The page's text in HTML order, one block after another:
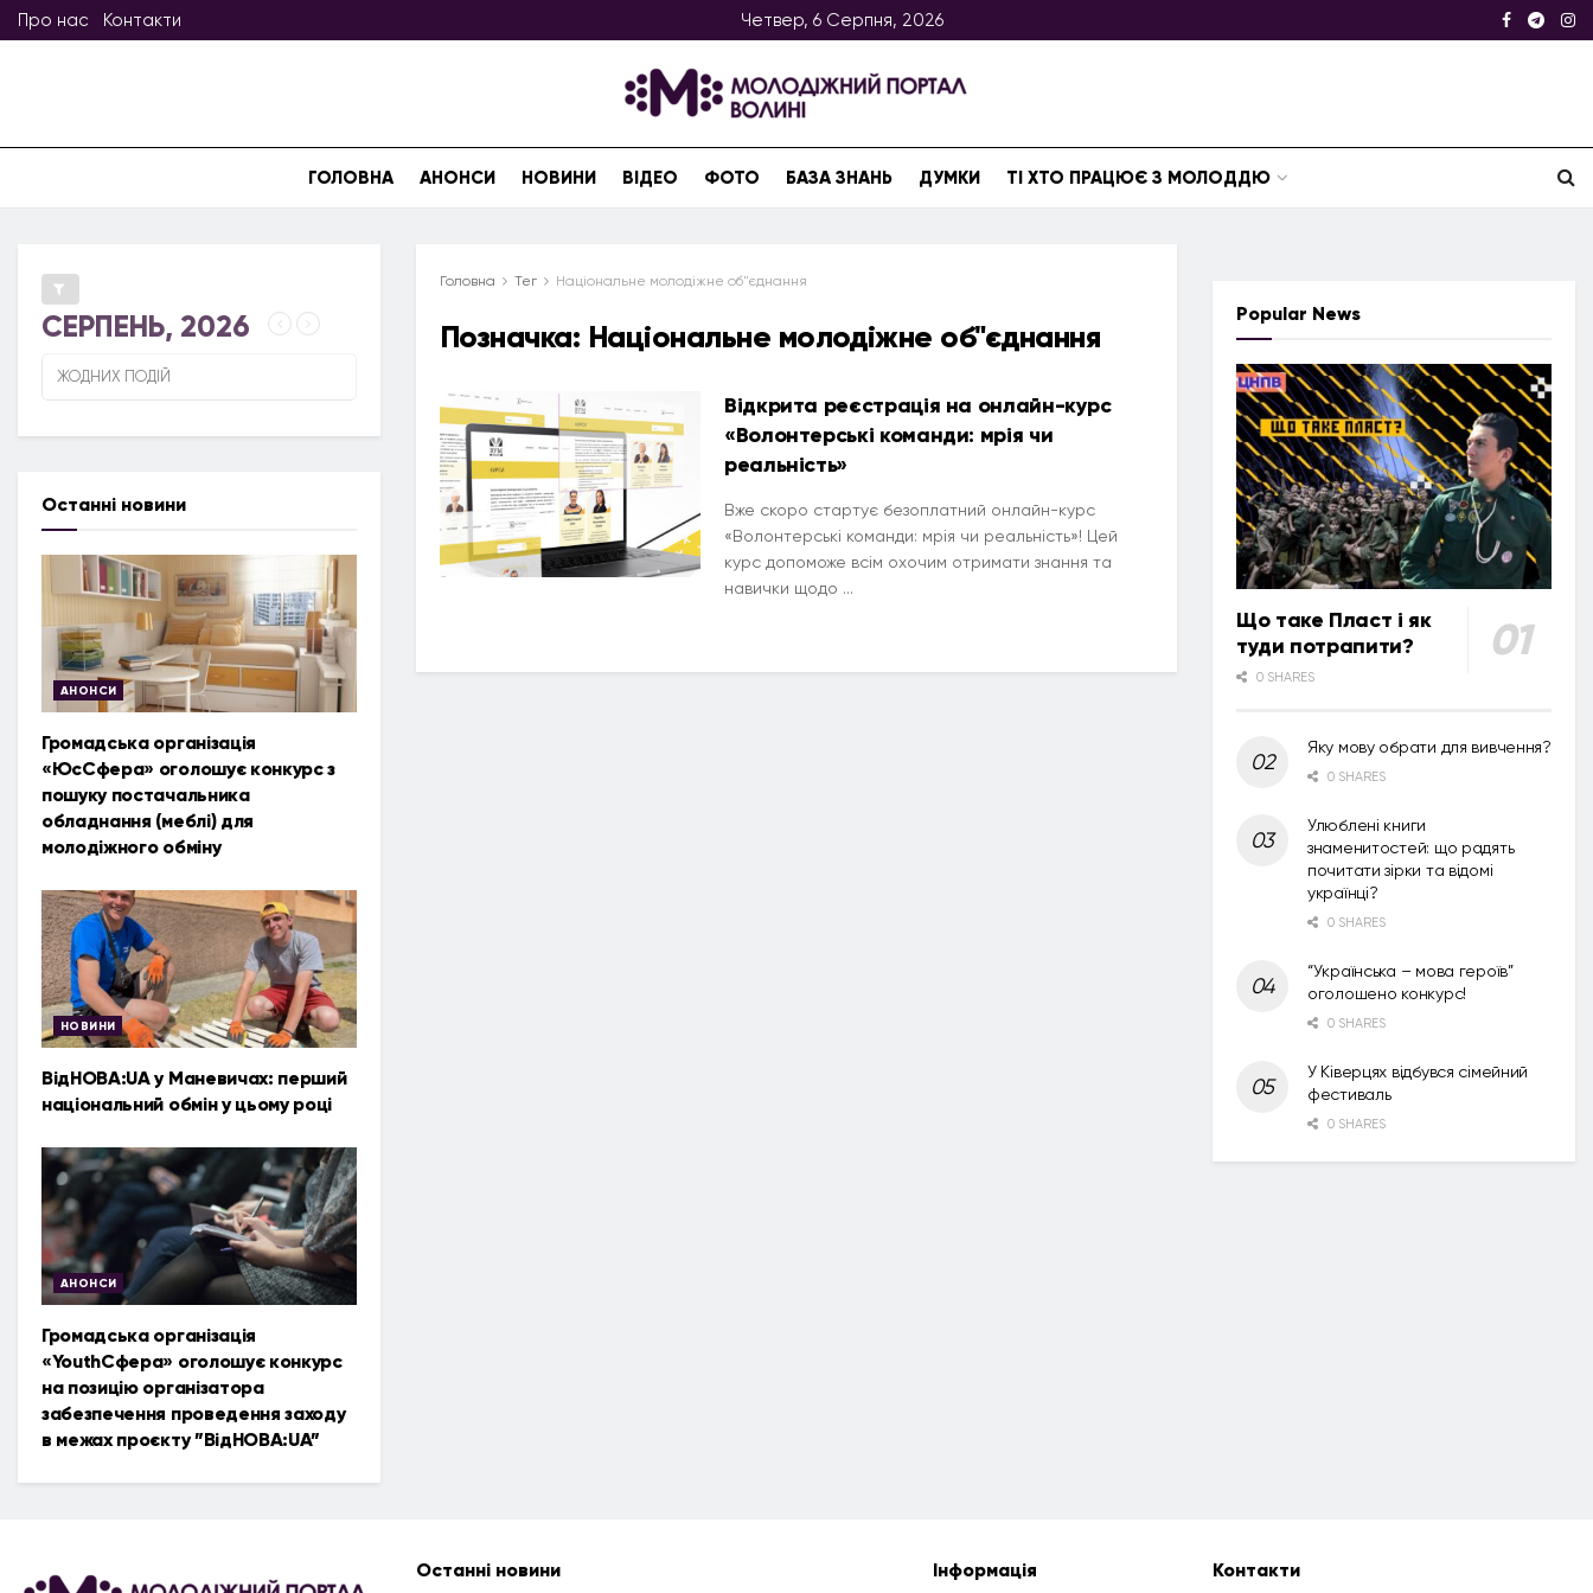
Про нас Контакти Четвер, 6 Серпня, 2026
ГОЛОВНА АНОНСИ НОВИНИ ВІДЕО ФОТО БАЗА ЗНАНЬ ДУМКИ ТІ ХТО ПРАЦЮЄ З МОЛОДДЮ
Головна Тег Національне молодіжне об"єднання
Позначка: Національне молодіжне об"єднання
Відкрита реєстрація на онлайн-курс
«Волонтерські команди: мрія чи
реальність»
Вже скоро стартує безоплатний онлайн-курс
«Волонтерські команди: мрія чи реальність»! Цей
курс допоможе всім охочим отримати знання та
навички щодо ...
СЕРПЕНЬ, 2026
ЖОДНИХ ПОДІЙ
Останні новини
АНОНСИ
Громадська організація
«ЮсСфера» оголошує конкурс з
пошуку постачальника
обладнання (меблі) для
молодіжного обміну
НОВИНИ
ВідНОВА:UA у Маневичах: перший
національний обмін у цьому році
АНОНСИ
Громадська організація
«YouthСфера» оголошує конкурс
на позицію організатора
забезпечення проведення заходу
в межах проєкту ”ВідНОВА:UA”
Popular News
Що таке Пласт і як
туди потрапити?
0 SHARES
Яку мову обрати для вивчення?
0 SHARES
Улюблені книги
знаменитостей: що радять
почитати зірки та відомі
українці?
0 SHARES
“Українська – мова героїв”
оголошено конкурс!
0 SHARES
У Ківерцях відбувся сімейний
фестиваль
0 SHARES
Останні новини Інформація Контакти